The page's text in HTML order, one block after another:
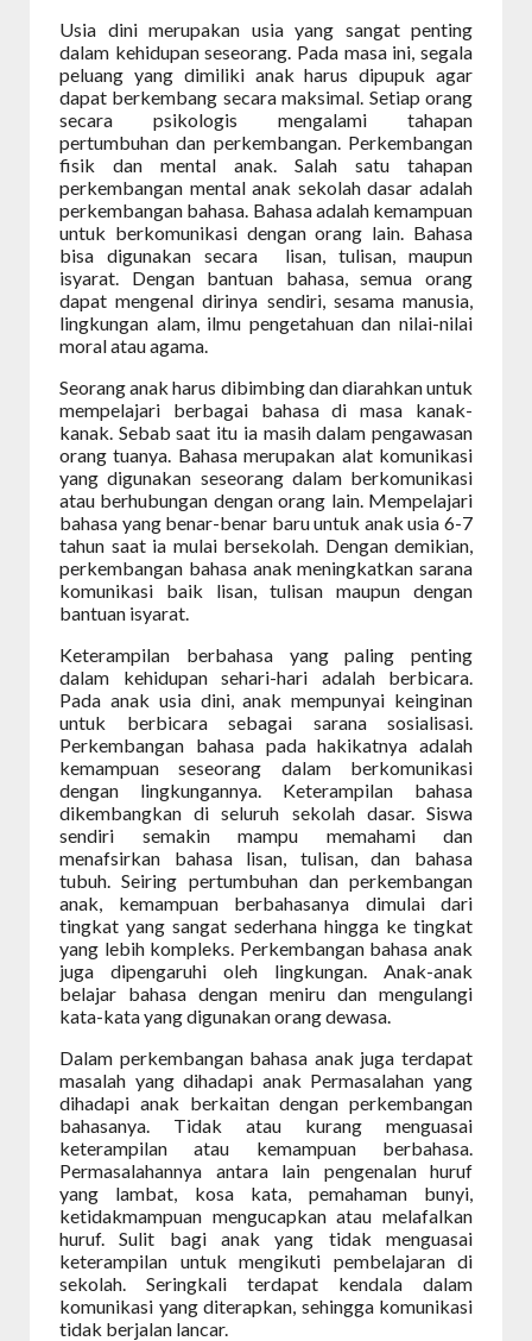
Usia dini merupakan usia yang sangat penting
dalam kehidupan seseorang. Pada masa ini, segala
peluang yang dimiliki anak harus dipupuk agar
dapat berkembang secara maksimal. Setiap orang
secara psikologis mengalami tahapan
pertumbuhan dan perkembangan. Perkembangan
fisik dan mental anak. Salah satu tahapan
perkembangan mental anak sekolah dasar adalah
perkembangan bahasa. Bahasa adalah kemampuan
untuk berkomunikasi dengan orang lain. Bahasa
bisa digunakan secara
lisan, tulisan, maupun
isyarat. Dengan bantuan bahasa, semua orang
dapat mengenal dirinya sendiri, sesama manusia,
lingkungan alam, ilmu pengetahuan dan nilai-nilai
moral atau agama.
Seorang anak harus dibimbing dan diarahkan untuk
mempelajari berbagai bahasa di masa kanak-
kanak. Sebab saat itu ia masih dalam pengawasan
orang tuanya. Bahasa merupakan alat komunikasi
yang digunakan seseorang dalam berkomunikasi
atau berhubungan dengan orang lain. Mempelajari
bahasa yang benar-benar baru untuk anak usia 6-7
tahun saat ia mulai bersekolah. Dengan demikian,
perkembangan bahasa anak meningkatkan sarana
komunikasi baik lisan, tulisan maupun dengan
bantuan isyarat.
Keterampilan berbahasa yang paling penting
dalam kehidupan sehari-hari adalah berbicara.
Pada anak usia dini, anak mempunyai keinginan
untuk berbicara sebagai sarana sosialisasi.
Perkembangan bahasa pada hakikatnya adalah
kemampuan seseorang dalam berkomunikasi
dengan lingkungannya. Keterampilan bahasa
dikembangkan di seluruh sekolah dasar. Siswa
sendiri semakin mampu memahami dan
menafsirkan bahasa lisan, tulisan, dan bahasa
tubuh. Seiring pertumbuhan dan perkembangan
anak, kemampuan berbahasanya dimulai dari
tingkat yang sangat sederhana hingga ke tingkat
yang lebih kompleks. Perkembangan bahasa anak
juga dipengaruhi oleh lingkungan. Anak-anak
belajar bahasa dengan meniru dan mengulangi
kata-kata yang digunakan orang dewasa.
Dalam perkembangan bahasa anak juga terdapat
masalah yang dihadapi anak Permasalahan yang
dihadapi anak berkaitan dengan perkembangan
bahasanya. Tidak atau kurang menguasai
keterampilan atau kemampuan berbahasa.
Permasalahannya antara lain pengenalan huruf
yang lambat, kosa kata, pemahaman bunyi,
ketidakmampuan mengucapkan atau melafalkan
huruf. Sulit bagi anak yang tidak menguasai
keterampilan untuk mengikuti pembelajaran di
sekolah. Seringkali terdapat kendala dalam
komunikasi yang diterapkan, sehingga komunikasi
tidak berjalan lancar.